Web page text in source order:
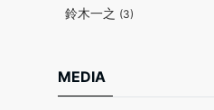
鈴木一之 (3)
MEDIA